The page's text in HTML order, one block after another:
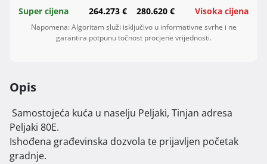
Super cijena 264.273 € 280.620 € Visoka cijena
Napomena: Algoritam služi isključivo u informativne svrhe i ne
garantira potpunu točnost procjene vrijednosti.
Opis
Peljaki 80E.
Ishođena građevinska dozvola te prijavljen početak
gradnje.